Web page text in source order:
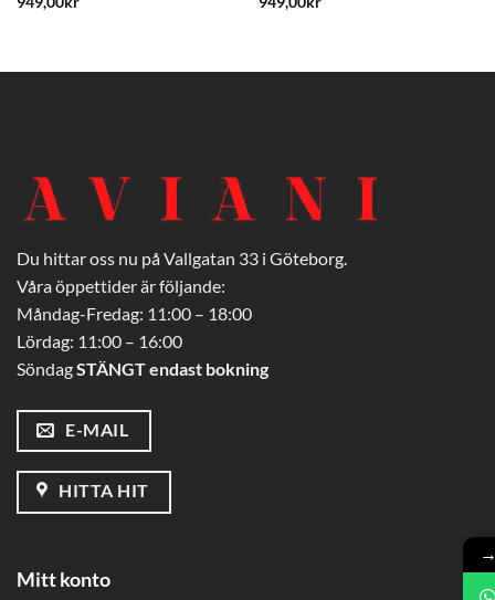
Du hittar oss nu på Vallgatan 33 i Göteborg.
Våra öppettider är följande:
Måndag-Fredag: 11:00 – 18:00
Lördag: 11:00 – 16:00
SöndagSTÄNGT endast bokning
E-MAIL
HITTA HIT
Mitt konto